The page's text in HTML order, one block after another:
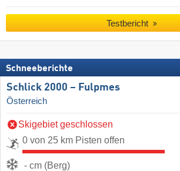
Testbericht
Schneeberichte
Schlick 2000 – Fulpmes
Österreich
Skigebiet geschlossen
0 von 25 km Pisten offen
- cm (Berg)